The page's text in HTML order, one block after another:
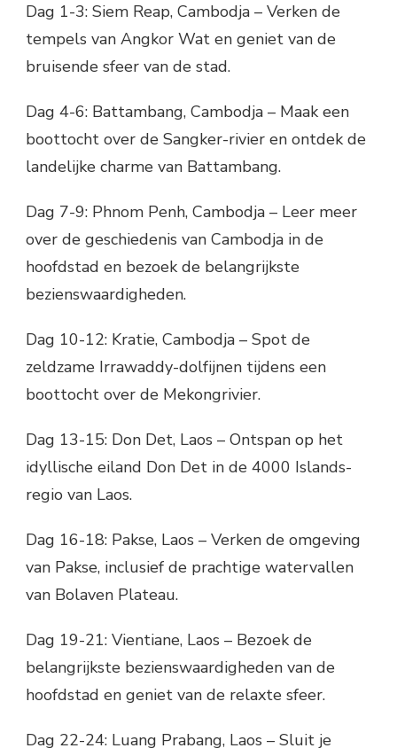
Dag 1-3: Siem Reap, Cambodja – Verken de
tempels van Angkor Wat en geniet van de
bruisende sfeer van de stad.
Dag 4-6: Battambang, Cambodja – Maak een
boottocht over de Sangker-rivier en ontdek de
landelijke charme van Battambang.
Dag 7-9: Phnom Penh, Cambodja – Leer meer
over de geschiedenis van Cambodja in de
hoofdstad en bezoek de belangrijkste
bezienswaardigheden.
Dag 10-12: Kratie, Cambodja – Spot de
zeldzame Irrawaddy-dolfijnen tijdens een
boottocht over de Mekongrivier.
Dag 13-15: Don Det, Laos – Ontspan op het
idyllische eiland Don Det in de 4000 Islands-
regio van Laos.
Dag 16-18: Pakse, Laos – Verken de omgeving
van Pakse, inclusief de prachtige watervallen
van Bolaven Plateau.
Dag 19-21: Vientiane, Laos – Bezoek de
belangrijkste bezienswaardigheden van de
hoofdstad en geniet van de relaxte sfeer.
Dag 22-24: Luang Prabang, Laos – Sluit je